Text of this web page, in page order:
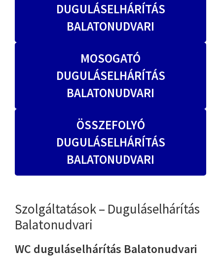
DUGULÁSELHÁRÍTÁS
BALATONUDVARI
MOSOGATÓ
DUGULÁSELHÁRÍTÁS
BALATONUDVARI
ÖSSZEFOLYÓ
DUGULÁSELHÁRÍTÁS
BALATONUDVARI
Szolgáltatások – Duguláselhárítás
Balatonudvari
WC duguláselhárítás Balatonudvari